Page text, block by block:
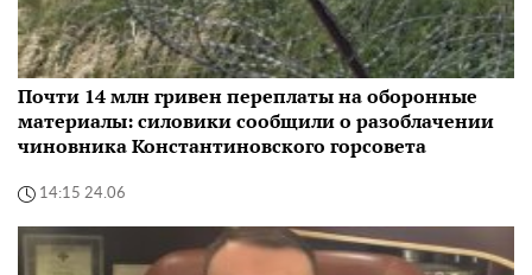
Почти 14 млн гривен переплаты на оборонные
материалы: силовики сообщили о разоблачении
чиновника Константиновского горсовета
14:15 24.06